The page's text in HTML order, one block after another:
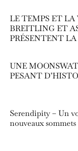
LE TEMPS ET LA
BREITLING ET
PRÉSENTENT
UNE
PESANT
Serendipity – Un
nouveaux sommets